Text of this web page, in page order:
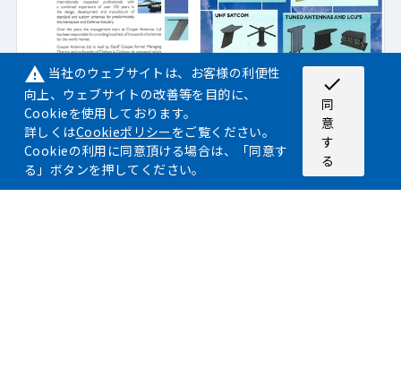
warning 当社のウェブサイトは、お客様の利便性
向上、ウェブサイトの改善等を目的に、
Cookieを使用しております。
詳しくはCookieポリシーをご覧ください。
Cookieの利用に同意頂ける場合は、「同意す
る」ボタンを押してください。
check
同
意
す
る